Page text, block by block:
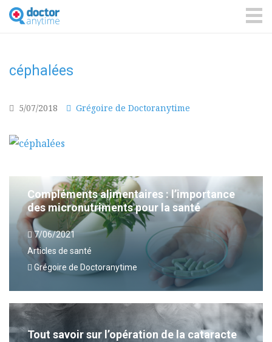
DoctorAnyTime
You
are
céphalées
5/07/2018 Grégoire de Doctoranytime
Compléments alimentaires : l’importance
des micronutriments pour la santé
7/06/2021
Articles de santé
Grégoire de Doctoranytime
Tout savoir sur l’opération de la cataracte